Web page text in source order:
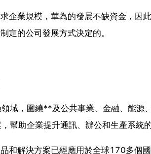
企業規模，華為的發展不缺資金，因
定的公司發展方式決定的。
域，圍繞**及公共事業、金融、能源
幫助企業提升通訊、辦公和生產系統
和解決方案已經應用於全球170多個